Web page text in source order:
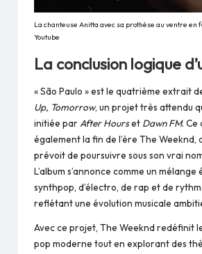
La chanteuse Anitta avec sa prothèse au ventre en
Youtube
La conclusion logique
« São Paulo » est le quatrième extrait
Up, Tomorrow, un projet très attendu
initiée parAfter Hourset Dawn FM. Ce
également la fin de l’ère The Weeknd,
prévoit de poursuivre sous son vrai
L’album s’annonce comme un
synthpop, d’électro, de rap et de
reflétant une évolution musicale
Avec ce projet, The Weeknd redéfinit
pop moderne tout en explorant des